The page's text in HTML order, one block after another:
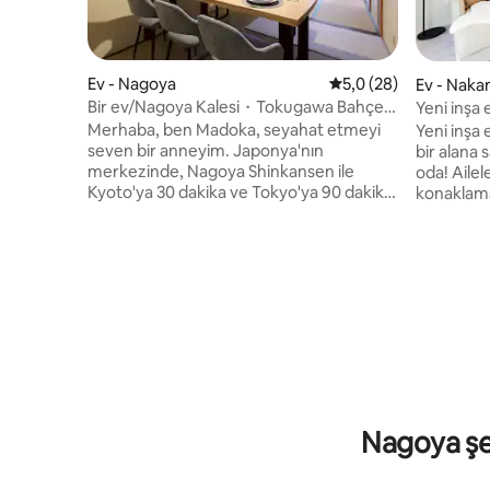
Ev - Nagoya 5 üzerinden
5,0 (28)
Bir ev/Nagoya Kalesi・Tokugawa Bahçesi
yakınında/Sakae'ye metro ile 10
dakika/En yakın istasyona 7 dakika
yürüme mesafesinde
Merhaba, ben Madoka, seyahat etmeyi
seven bir anneyim. Japonya'nın
merkezinde, Nagoya Shinkansen ile
Kyoto'ya 30 dakika ve Tokyo'ya 90 dakika
Ev -
Yeni inşa
odalı,
Otopark
Yeni inşa
bir alana
oda!
yapmak
Nagoya